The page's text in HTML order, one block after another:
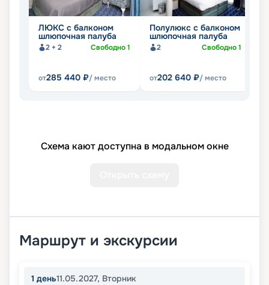
ЛЮКС с балконом
шлюпочная палуба
2 + 2 Свободно1
от285 440 ₽/ место
Полулюкс с балконом
шлюпочная палуба
2 Свободно1
от202 640 ₽/ место
Схема кают доступна в модальном окне
Маршрут и экскурсии
1 день11.05.2027, Вторник